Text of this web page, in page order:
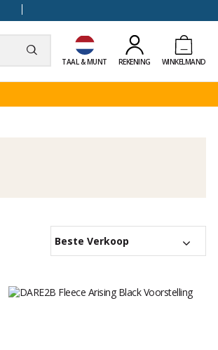
TAAL & MUNT REKENING WINKELMAND
Beste Verkoop